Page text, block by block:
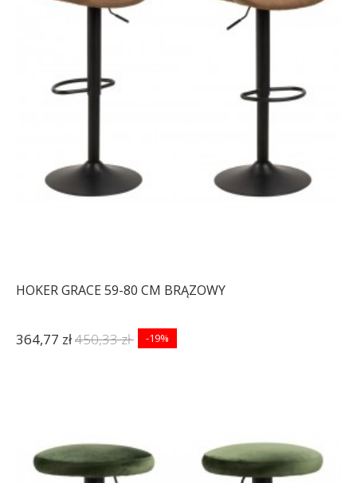
HOKER GRACE 59-80 CM BRĄZOWY
364,77 zł450,33 zł -19%